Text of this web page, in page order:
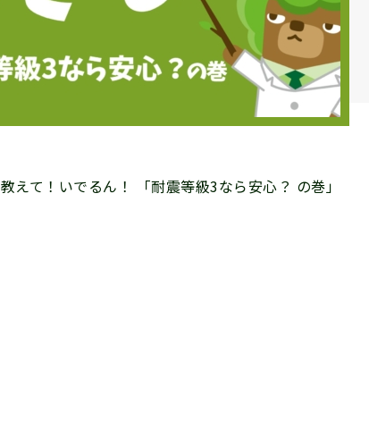
教えて！いでるん！ 「耐震等級3なら安心？ の巻」